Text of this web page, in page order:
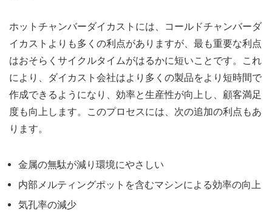
ホットチャンバーダイカストには、コールドチャンバーダ
イカストよりも多くの利点がありますが、最も重要な利点
はおそらくサイクルタイムがはるかに短いことです。これ
により、ダイカスト会社はより多くの製品をより短時間で
作成できるようになり、効率と生産性が向上し、顧客満足
度も向上します。このプロセスには、次の追加の利点もあ
ります。
金属の無駄が減り環境にやさしい
内部メルティングポットを含むマシンによる効率の向上
気孔率の減少